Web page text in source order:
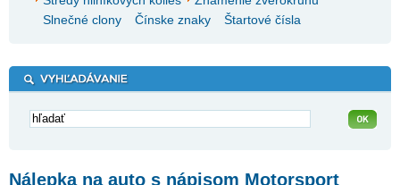
Slnečné clony
Čínske znaky Štartové čísla
Nálepka na auto s nápisom Motorsport